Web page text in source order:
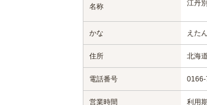
名称 江丹
かな えた
住所 北海
電話番号
営業時間 利用